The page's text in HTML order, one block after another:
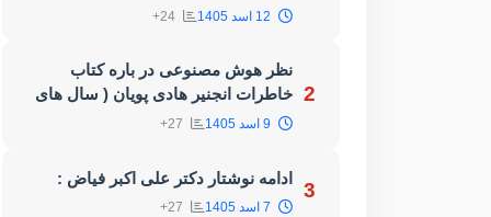
2
نظر هوش مصنوعی در باره کتاب
خاطرات انجنیر هادی پویان ( سال های
سوخته)
3
ادامه نوشتار دکتر علی اکبر فیاض :